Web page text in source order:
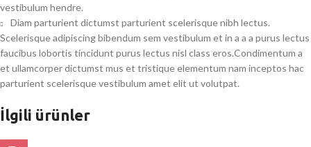
vestibulum hendre.
Diam parturient dictumst parturient scelerisque nibh lectus.
Scelerisque adipiscing bibendum sem vestibulum et in a a a purus lectus
faucibus lobortis tincidunt purus lectus nisl class eros.Condimentum a
et ullamcorper dictumst mus et tristique elementum nam inceptos hac
parturient scelerisque vestibulum amet elit ut volutpat.
İlgili ürünler